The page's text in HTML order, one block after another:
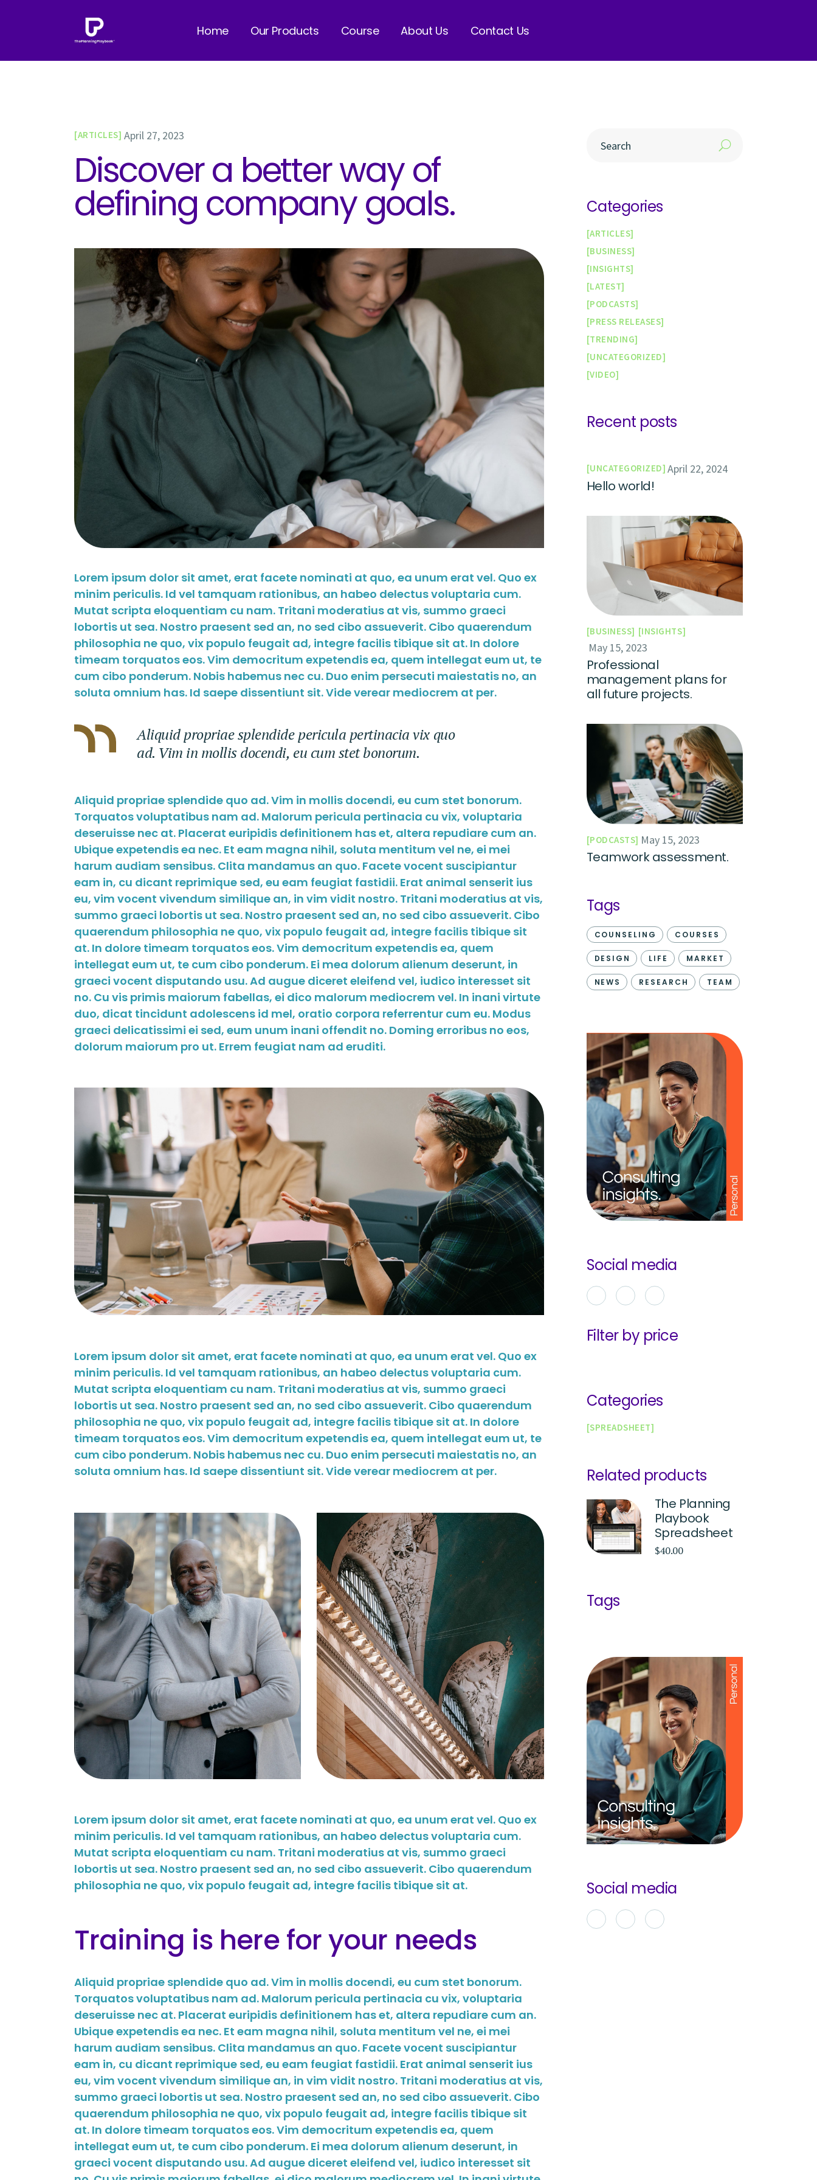
Home Our Products Course About Us Contact Us
ARTICLES April 27, 2023
Discover a better way of
defining company goals.
Lorem ipsum dolor sit amet, erat facete nominati at quo, ea unum erat vel. Quo ex
minim periculis. Id vel tamquam rationibus, an habeo delectus voluptaria cum.
Mutat scripta eloquentiam cu nam. Tritani moderatius at vis, summo graeci
lobortis ut sea. Nostro praesent sed an, no sed cibo assueverit. Cibo quaerendum
philosophia ne quo, vix populo feugait ad, integre facilis tibique sit at. In dolore
timeam torquatos eos. Vim democritum expetendis ea, quem intellegat eum ut, te
cum cibo ponderum. Nobis habemus nec cu. Duo enim persecuti maiestatis no, an
soluta omnium has. Id saepe dissentiunt sit. Vide verear mediocrem at per.
Aliquid propriae splendide pericula pertinacia vix quo
ad. Vim in mollis docendi, eu cum stet bonorum.
Aliquid propriae splendide quo ad. Vim in mollis docendi, eu cum stet bonorum.
Torquatos voluptatibus nam ad. Malorum pericula pertinacia cu vix, voluptaria
deseruisse nec at. Placerat euripidis definitionem has et, altera repudiare cum an.
Ubique expetendis ea nec. Et eam magna nihil, soluta mentitum vel ne, ei mei
harum audiam sensibus. Clita mandamus an quo. Facete vocent suscipiantur
eam in, cu dicant reprimique sed, eu eam feugiat fastidii. Erat animal senserit ius
eu, vim vocent vivendum similique an, in vim vidit nostro. Tritani moderatius at vis,
summo graeci lobortis ut sea. Nostro praesent sed an, no sed cibo assueverit. Cibo
quaerendum philosophia ne quo, vix populo feugait ad, integre facilis tibique sit
at. In dolore timeam torquatos eos. Vim democritum expetendis ea, quem
intellegat eum ut, te cum cibo ponderum. Ei mea dolorum alienum deserunt, in
graeci vocent disputando usu. Ad augue diceret eleifend vel, iudico interesset sit
no. Cu vis primis maiorum fabellas, ei dico malorum mediocrem vel. In inani virtute
duo, dicat tincidunt adolescens id mel, oratio corpora referrentur cum eu. Modus
graeci delicatissimi ei sed, eum unum inani offendit no. Doming erroribus no eos,
dolorum maiorum pro ut. Errem feugiat nam ad eruditi.
Lorem ipsum dolor sit amet, erat facete nominati at quo, ea unum erat vel. Quo ex
minim periculis. Id vel tamquam rationibus, an habeo delectus voluptaria cum.
Mutat scripta eloquentiam cu nam. Tritani moderatius at vis, summo graeci
lobortis ut sea. Nostro praesent sed an, no sed cibo assueverit. Cibo quaerendum
philosophia ne quo, vix populo feugait ad, integre facilis tibique sit at. In dolore
timeam torquatos eos. Vim democritum expetendis ea, quem intellegat eum ut, te
cum cibo ponderum. Nobis habemus nec cu. Duo enim persecuti maiestatis no, an
soluta omnium has. Id saepe dissentiunt sit. Vide verear mediocrem at per.
Lorem ipsum dolor sit amet, erat facete nominati at quo, ea unum erat vel. Quo ex
minim periculis. Id vel tamquam rationibus, an habeo delectus voluptaria cum.
Mutat scripta eloquentiam cu nam. Tritani moderatius at vis, summo graeci
lobortis ut sea. Nostro praesent sed an, no sed cibo assueverit. Cibo quaerendum
philosophia ne quo, vix populo feugait ad, integre facilis tibique sit at.
Training is here for your needs
Aliquid propriae splendide quo ad. Vim in mollis docendi, eu cum stet bonorum.
Torquatos voluptatibus nam ad. Malorum pericula pertinacia cu vix, voluptaria
deseruisse nec at. Placerat euripidis definitionem has et, altera repudiare cum an.
Ubique expetendis ea nec. Et eam magna nihil, soluta mentitum vel ne, ei mei
harum audiam sensibus. Clita mandamus an quo. Facete vocent suscipiantur
eam in, cu dicant reprimique sed, eu eam feugiat fastidii. Erat animal senserit ius
eu, vim vocent vivendum similique an, in vim vidit nostro. Tritani moderatius at vis,
summo graeci lobortis ut sea. Nostro praesent sed an, no sed cibo assueverit. Cibo
quaerendum philosophia ne quo, vix populo feugait ad, integre facilis tibique sit
at. In dolore timeam torquatos eos. Vim democritum expetendis ea, quem
intellegat eum ut, te cum cibo ponderum. Ei mea dolorum alienum deserunt, in
graeci vocent disputando usu. Ad augue diceret eleifend vel, iudico interesset sit
Categories
ARTICLES
BUSINESS
INSIGHTS
LATEST
PODCASTS
PRESS RELEASES
TRENDING
UNCATEGORIZED
VIDEO
Recent posts
UNCATEGORIZED April 22, 2024
Hello world!
BUSINESS INSIGHTS
May 15, 2023
Professional
management plans for
all future projects.
PODCASTS May 15, 2023
Teamwork assessment.
Tags
COUNSELING COURSES
DESIGN LIFE MARKET
NEWS RESEARCH TEAM
Social media
Filter by price
Categories
SPREADSHEET
Related products
The Planning
Playbook
Spreadsheet
$40.00
Tags
Social media